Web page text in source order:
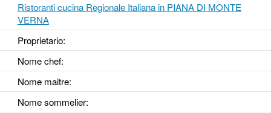
Ristoranti cucina Regionale Italiana in PIANA DI MONTE
VERNA
Proprietario:
Nome chef:
Nome maitre:
Nome sommelier: